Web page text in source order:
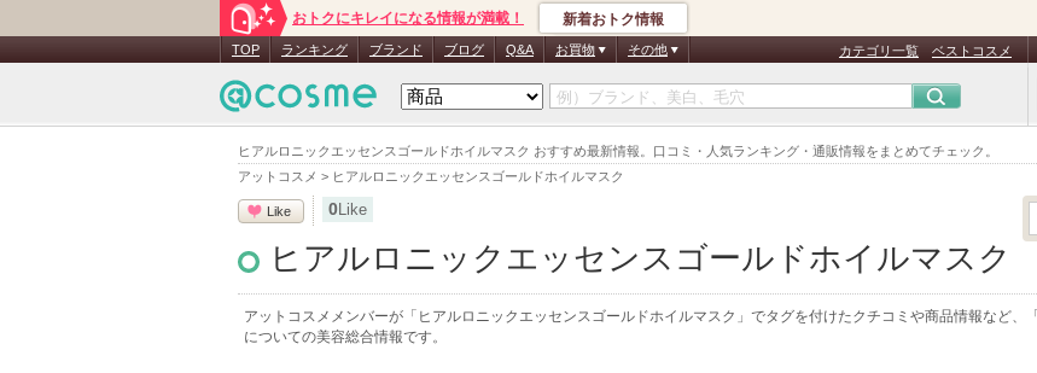
ヒアルロニックエッセンスゴールドホイルマスク おすすめ最新情報。口コミ・人気ランキング・通販情報をまとめてチェック。
アットコスメ > ヒアルロニックエッセンスゴールドホイルマスク
おトクにキレイになる情報が満載！ 新着おトク情報
TOP ランキング ブランド ブログ Q&A お買物 その他 カテゴリ一覧 ベストコスメ
Like 0Like
ヒアルロニックエッセンスゴールドホイルマスク
アットコスメメンバーが「 ヒアルロニックエッセンスゴールドホイルマスク 」でタグを付けたクチコミや商品情報など、「
についての美容総合情報です。